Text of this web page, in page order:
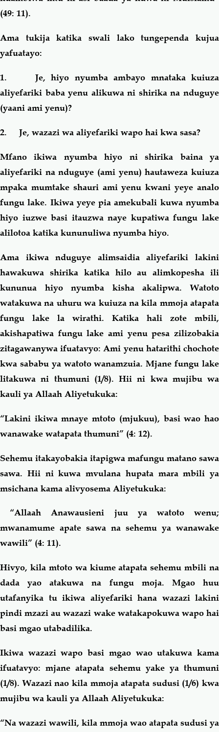
(49: 11).
Ama tukija katika swali lako tungependa kujua
yafuatayo:
1.
Je, hiyo nyumba ambayo mnataka kuiuza
aliyefariki baba yenu alikuwa ni shirika na nduguye
(yaani ami yenu)?
2. Je, wazazi wa aliyefariki wapo hai kwa sasa?
Mfano ikiwa nyumba hiyo ni shirika baina ya
aliyefariki na nduguye (ami yenu) hautaweza kuiuza
mpaka mumtake shauri ami yenu kwani yeye analo
fungu lake. Ikiwa yeye pia amekubali kuwa nyumba
hiyo iuzwe basi itauzwa naye kupatiwa fungu lake
alilotoa katika kununuliwa nyumba hiyo.
Ama ikiwa nduguye alimsaidia aliyefariki lakini
hawakuwa shirika katika hilo au alimkopesha ili
kununua hiyo nyumba kisha akalipwa. Watoto
watakuwa na uhuru wa kuiuza na kila mmoja atapata
fungu lake la wirathi. Katika hali zote mbili,
akishapatiwa fungu lake ami yenu pesa zilizobakia
zitagawanywa ifuatavyo: Ami yenu hatarithi chochote
kwa sababu ya watoto wanamzuia. Mjane fungu lake
litakuwa ni thumuni (1/8). Hii ni kwa mujibu wa
kauli ya Allaah Aliyetukuka:
“Lakini ikiwa mnaye mtoto (mjukuu), basi wao hao
wanawake watapata thumuni” (4: 12).
Sehemu itakayobakia itapigwa mafungu matano sawa
sawa. Hii ni kuwa mvulana hupata mara mbili ya
msichana kama alivyosema Aliyetukuka:
“Allaah Anawausieni juu ya watoto wenu;
mwanamume apate sawa na sehemu ya wanawake
wawili” (4: 11).
Hivyo, kila mtoto wa kiume atapata sehemu mbili na
dada yao atakuwa na fungu moja. Mgao huu
utafanyika tu ikiwa aliyefariki hana wazazi lakini
pindi mzazi au wazazi wake watakapokuwa wapo hai
basi mgao utabadilika.
Ikiwa wazazi wapo basi mgao wao utakuwa kama
ifuatavyo: mjane atapata sehemu yake ya thumuni
(1/8). Wazazi nao kila mmoja atapata sudusi (1/6) kwa
mujibu wa kauli ya Allaah Aliyetukuka:
“Na wazazi wawili, kila mmoja wao atapata sudusi ya